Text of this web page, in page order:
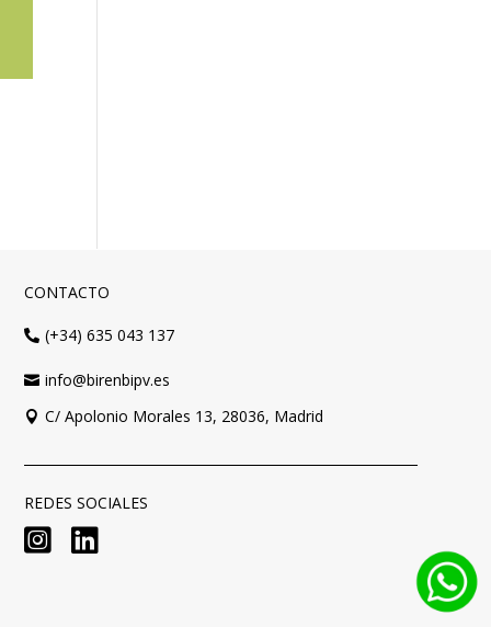
CONTACTO
 (+34) 635 043 137
 info@birenbipv.es
 C/ Apolonio Morales 13, 28036, Madrid
REDES SOCIALES
 